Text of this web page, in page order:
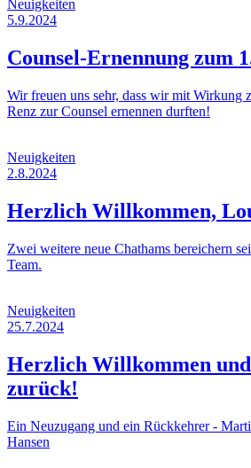
Neuigkeiten
5.9.2024
Counsel-Ernennung zum
Wir freuen uns sehr, dass wir mit Wirkung
Renz zur Counsel ernennen durften!
Neuigkeiten
2.8.2024
Herzlich Willkommen,
Zwei weitere neue Chathams bereichern
Team.
Neuigkeiten
25.7.2024
Herzlich Willkommen
zurück!
Ein Neuzugang und ein Rückkehrer -
Hansen